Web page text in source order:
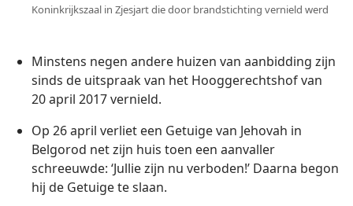
Koninkrijkszaal in Zjesjart die door brandstichting vernield werd
Minstens negen andere huizen van aanbidding zijn
sinds de uitspraak van het Hooggerechtshof van
20 april 2017 vernield.
Op 26 april verliet een Getuige van Jehovah in
Belgorod net zijn huis toen een aanvaller
schreeuwde: ‘Jullie zijn nu verboden!’ Daarna begon
hij de Getuige te slaan.